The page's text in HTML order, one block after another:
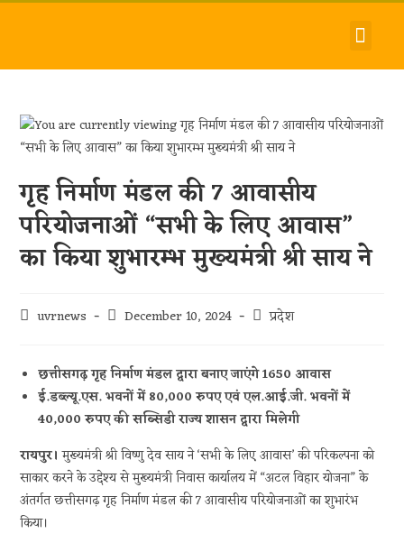
गृह निर्माण मंडल की 7 आवासीय
परियोजनाओं “सभी के लिए आवास”
का किया शुभारम्भ मुख्यमंत्री श्री साय ने
uvrnews December 10, 2024 प्रदेश
छत्तीसगढ़ गृह निर्माण मंडल द्वारा बनाए जाएंगे 1650 आवास
ई.डब्ल्यू.एस. भवनों में 80,000 रुपए एवं एल.आई.जी. भवनों में
40,000 रुपए की सब्सिडी राज्य शासन द्वारा मिलेगी
रायपुर। मुख्यमंत्री श्री विष्णु देव साय ने ‘सभी के लिए आवास’ की परिकल्पना को
साकार करने के उद्देश्य से मुख्यमंत्री निवास कार्यालय में “अटल विहार योजना” के
अंतर्गत छत्तीसगढ़ गृह निर्माण मंडल की 7 आवासीय परियोजनाओं का शुभारंभ
किया।